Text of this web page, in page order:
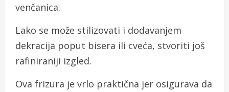
venčanica.
Lako se može stilizovati i dodavanjem
dekracija poput bisera ili cveća, stvoriti još
rafiniraniji izgled.
Ova frizura je vrlo praktična jer osigurava da